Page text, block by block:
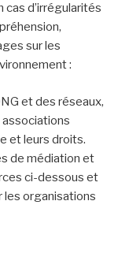
cas d’irrégularités
sur les
:
et des réseaux,
et leurs droits.
de médiation et
ci-dessous et
les organisations